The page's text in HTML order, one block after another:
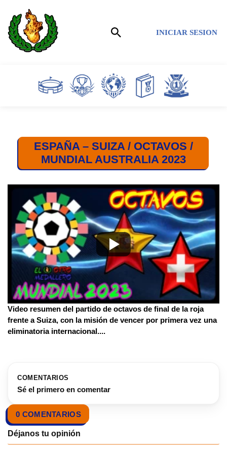
Saltar
al
contenido
INICIAR SESION
ESPAÑA – SUIZA / OCTAVOS /
MUNDIAL AUSTRALIA 2023
Video resumen del partido de octavos de final de la roja
frente a Suiza, con la misión de vencer por primera vez una
eliminatoria internacional....
COMENTARIOS
Sé el primero en comentar
0 COMENTARIOS